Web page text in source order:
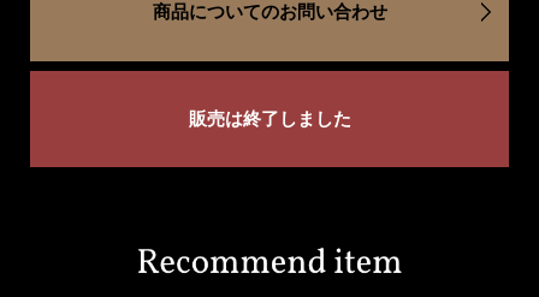
商品についてのお問い合わせ
販売は終了しました